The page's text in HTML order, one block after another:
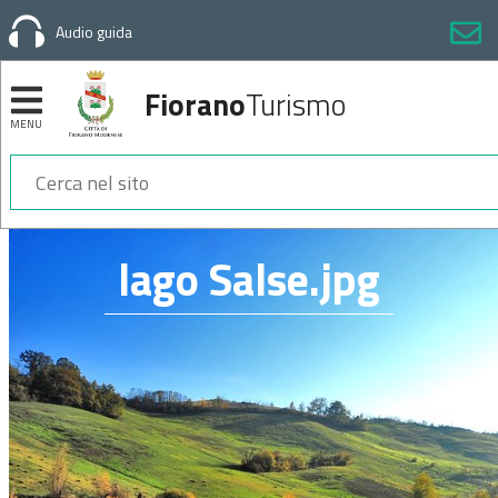
Audio guida
MENU FioranoTurismo
lago Salse.jpg